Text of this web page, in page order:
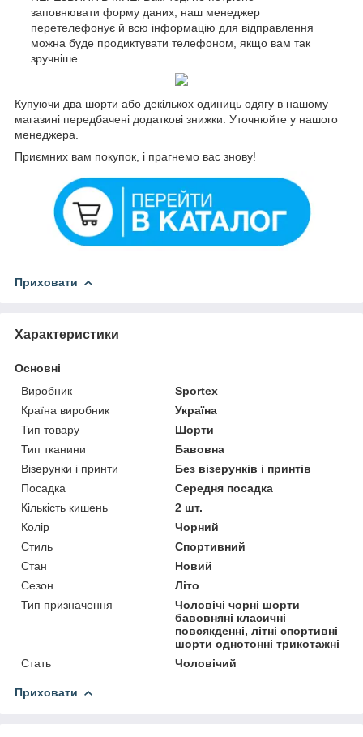
заповнювати форму даних, наш менеджер
перетелефонує й всю інформацію для відправлення
можна буде продиктувати телефоном, якщо вам так
зручніше.
Купуючи два шорти або декількох одиниць одягу в нашому
магазині передбачені додаткові знижки. Уточнюйте у нашого
менеджера.
Приємних вам покупок, і прагнемо вас знову!
Приховати
Характеристики
Основні
Виробник
Sportex
Країна виробник
Україна
Тип товару
Шорти
Тип тканини
Бавовна
Візерунки і принти
Без візерунків і принтів
Посадка
Середня посадка
Кількість кишень
2 шт.
Колір
Чорний
Стиль
Спортивний
Стан
Новий
Сезон
Літо
Тип призначення
Чоловічі чорні шорти
бавовняні класичні
повсякденні, літні спортивні
шорти однотонні трикотажні
Стать
Чоловічий
Приховати